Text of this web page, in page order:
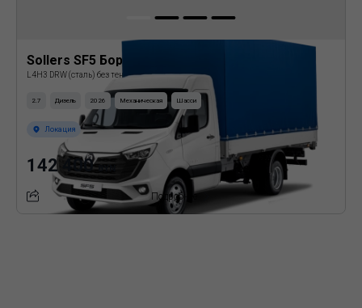
Sollers SF5 Бортовая платформа с тентом
L4H3 DRW (сталь) без тента
2.7 Дизель 2026 Механическая Шасси
Локация
142 400 BYN
Подробнее